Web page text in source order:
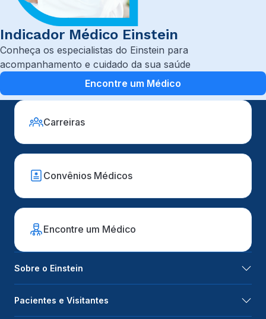
Indicador Médico Einstein
Conheça os especialistas do Einstein para
acompanhamento e cuidado da sua saúde
Encontre um Médico
Carreiras
Convênios Médicos
Encontre um Médico
Sobre o Einstein
Pacientes e Visitantes